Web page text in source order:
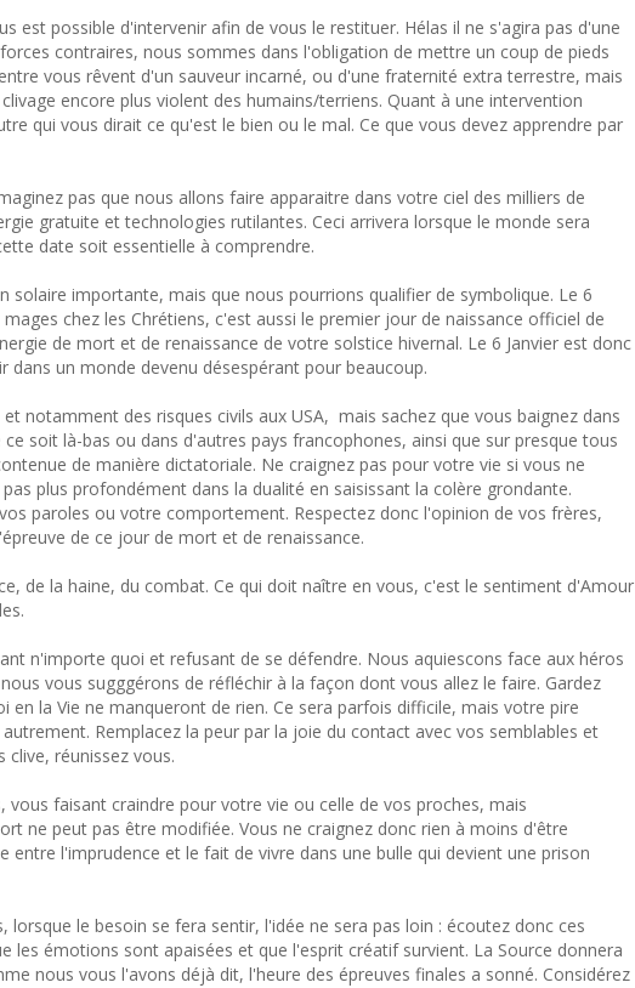
est possible d'intervenir afin de vous le restituer. Hélas il ne s'agira pas d'une
contraires, nous sommes dans l'obligation de mettre un coup de pieds
vous rêvent d'un sauveur incarné, ou d'une fraternité extra terrestre, mais
encore plus violent des humains/terriens. Quant à une intervention
qui vous dirait ce qu'est le bien ou le mal. Ce que vous devez apprendre par
pas que nous allons faire apparaitre dans votre ciel des milliers de
gratuite et technologies rutilantes. Ceci arrivera lorsque le monde sera
date soit essentielle à comprendre.
solaire importante, mais que nous pourrions qualifier de symbolique. Le 6
chez les Chrétiens, c'est aussi le premier jour de naissance officiel de
de mort et de renaissance de votre solstice hivernal. Le 6 Janvier est donc
un monde devenu désespérant pour beaucoup.
notamment des risques civils aux USA, mais sachez que vous baignez dans
soit là-bas ou dans d'autres pays francophones, ainsi que sur presque tous
de manière dictatoriale. Ne craignez pas pour votre vie si vous ne
plus profondément dans la dualité en saisissant la colère grondante.
paroles ou votre comportement. Respectez donc l'opinion de vos frères,
de ce jour de mort et de renaissance.
de la haine, du combat. Ce qui doit naître en vous, c'est le sentiment d'Amour
n'importe quoi et refusant de se défendre. Nous aquiescons face aux héros
vous sugggérons de réfléchir à la façon dont vous allez le faire. Gardez
en la Vie ne manqueront de rien. Ce sera parfois difficile, mais votre pire
Remplacez la peur par la joie du contact avec vos semblables et
réunissez vous.
faisant craindre pour votre vie ou celle de vos proches, mais
ne peut pas être modifiée. Vous ne craignez donc rien à moins d'être
l'imprudence et le fait de vivre dans une bulle qui devient une prison
le besoin se fera sentir, l'idée ne sera pas loin : écoutez donc ces
les émotions sont apaisées et que l'esprit créatif survient. La Source donnera
nous vous l'avons déjà dit, l'heure des épreuves finales a sonné. Considérez